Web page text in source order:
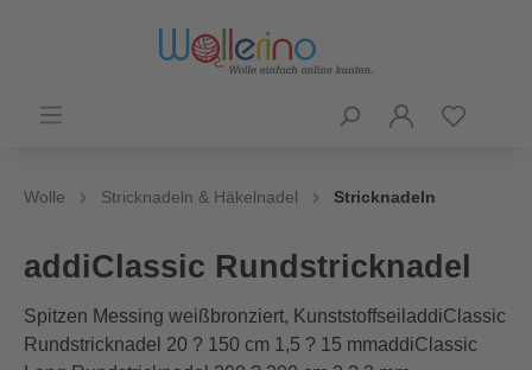
Wolle Stricknadeln & Häkelnadel Stricknadeln
addiClassic Rundstricknadel
Spitzen Messing weißbronziert, KunststoffseiladdiClassic
Rundstricknadel 20 ? 150 cm 1,5 ? 15 mmaddiClassic